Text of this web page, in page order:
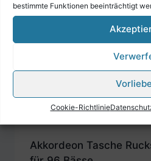
bestimmte Funktionen beeinträchtigt
Cookie-Richtlinie
Akkordeon Tasche